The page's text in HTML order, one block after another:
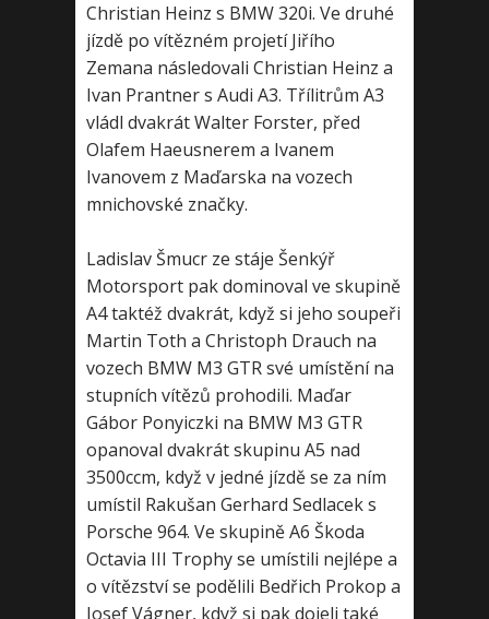
Christian Heinz s BMW 320i. Ve druhé
jízdě po vítězném projetí Jiřího
Zemana následovali Christian Heinz a
Ivan Prantner s Audi A3. Třílitrům A3
vládl dvakrát Walter Forster, před
Olafem Haeusnerem a Ivanem
Ivanovem z Maďarska na vozech
mnichovské značky.
Ladislav Šmucr ze stáje Šenkýř
Motorsport pak dominoval ve skupině
A4 taktéž dvakrát, když si jeho soupeři
Martin Toth a Christoph Drauch na
vozech BMW M3 GTR své umístění na
stupních vítězů prohodili. Maďar
Gábor Ponyiczki na BMW M3 GTR
opanoval dvakrát skupinu A5 nad
3500ccm, když v jedné jízdě se za ním
umístil Rakušan Gerhard Sedlacek s
Porsche 964. Ve skupině A6 Škoda
Octavia III Trophy se umístili nejlépe a
o vítězství se podělili Bedřich Prokop a
Josef Vágner, když si pak dojeli také